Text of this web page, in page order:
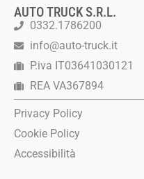
AUTO TRUCK S.R.L.
0332.1786200
info@auto-truck.it
P.iva IT03641030121
REA VA367894
Privacy Policy
Cookie Policy
Accessibilità